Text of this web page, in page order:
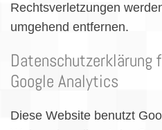
Rechtsverletzungen
umgehend entfernen.
Datenschutzerklärung
Google Analytics
Diese Website benutzt